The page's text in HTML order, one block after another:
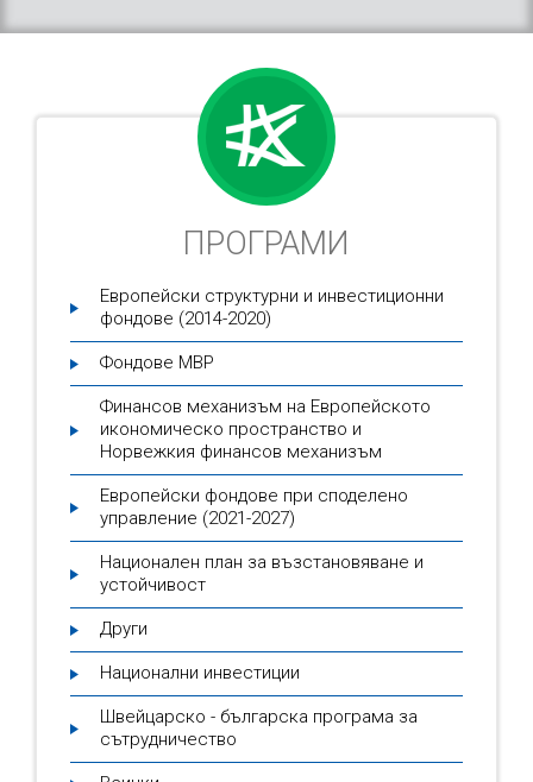
ПРОГРАМИ
Европейски структурни и инвестиционни
фондове (2014-2020)
Фондове МВР
Финансов механизъм на Европейското
икономическо пространство и
Норвежкия финансов механизъм
Европейски фондове при споделено
управление (2021-2027)
Национален план за възстановяване и
устойчивост
Други
Национални инвестиции
Швейцарско - българска програма за
сътрудничество